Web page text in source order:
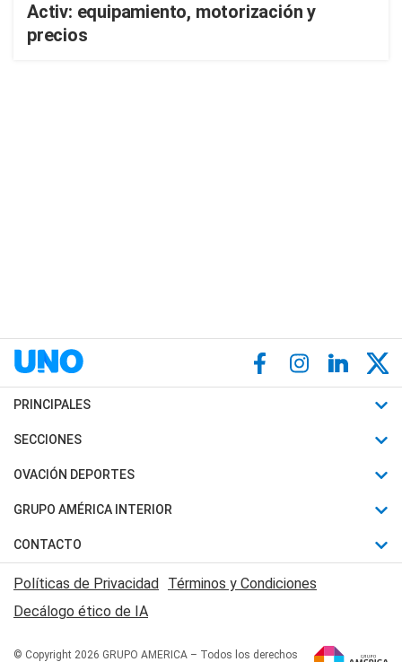
Activ: equipamiento, motorización y
precios
PRINCIPALES
Últimas Noticias
Política
Judiciales
Economia
SECCIONES
Horóscopo
Motores
Trucos caseros
Series y Películas
Edictos y Solicitadas
OVACIÓN DEPORTES
Fútbol
Mundial
Automovilismo
Rugby
Básquet
GRUPO AMÉRICA INTERIOR
Canal 7 en Vivo
San Juan 8
CONTACTO
Acerca de Nosotros
Contactanos
Políticas de Privacidad Términos y Condiciones
Decálogo ético de IA
© Copyright 2026 GRUPO AMERICA – Todos los derechos